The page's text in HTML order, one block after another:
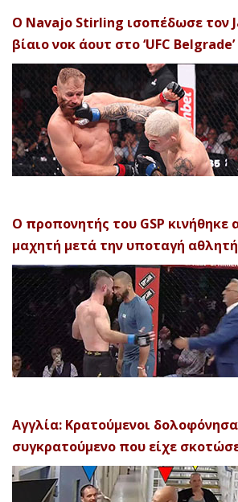
Ο Navajo Stirling ισοπέδωσε τον
βίαιο νοκ άουτ στο ‘UFC
Ο προπονητής του GSP κινήθηκε
μαχητή μετά την υποταγή
Αγγλία: Κρατούμενοι
συγκρατούμενο που είχε